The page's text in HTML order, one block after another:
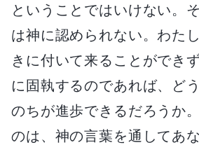
ということではいけない。
は神に認められない。わた
きに付いて来ることができ
に固執するのであれば、ど
のちが進歩できるだろうか
のは、神の言葉を通してあ